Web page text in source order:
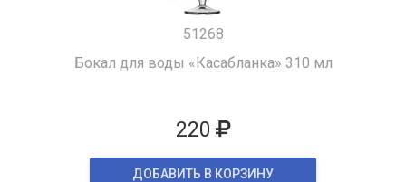
51268
Бокал для воды «Касабланка» 310 мл
220
ДОБАВИТЬ В КОРЗИНУ